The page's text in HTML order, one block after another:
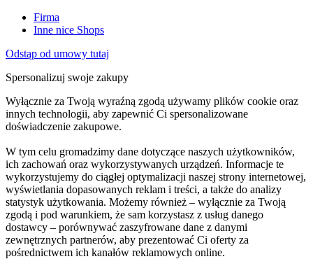
Firma
Inne nice Shops
Odstąp od umowy tutaj
Spersonalizuj swoje zakupy
Wyłącznie za Twoją wyraźną zgodą używamy plików cookie oraz
innych technologii, aby zapewnić Ci spersonalizowane
doświadczenie zakupowe.
W tym celu gromadzimy dane dotyczące naszych użytkowników,
ich zachowań oraz wykorzystywanych urządzeń. Informacje te
wykorzystujemy do ciągłej optymalizacji naszej strony internetowej,
wyświetlania dopasowanych reklam i treści, a także do analizy
statystyk użytkowania. Możemy również – wyłącznie za Twoją
zgodą i pod warunkiem, że sam korzystasz z usług danego
dostawcy – porównywać zaszyfrowane dane z danymi
zewnętrznych partnerów, aby prezentować Ci oferty za
pośrednictwem ich kanałów reklamowych online.